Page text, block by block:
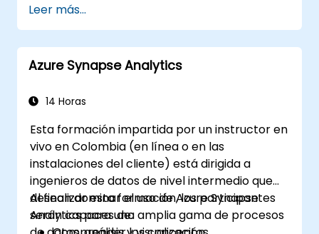
Configurar fuentes de datos básicas y
paneles en Grafana.
Monitorizar métricas del sistema y
visualizar datos utilizando Prometheus.
Leer más...
Azure Synapse Analytics
14 Horas
Esta formación impartida por un instructor en
vivo en Colombia (en línea o en las
instalaciones del cliente) está dirigida a
ingenieros de datos de nivel intermedio que
desean dominar el uso de Azure Synapse
Analytics para una amplia gama de procesos
Al finalizar esta formación, los participantes
serán capaces de: